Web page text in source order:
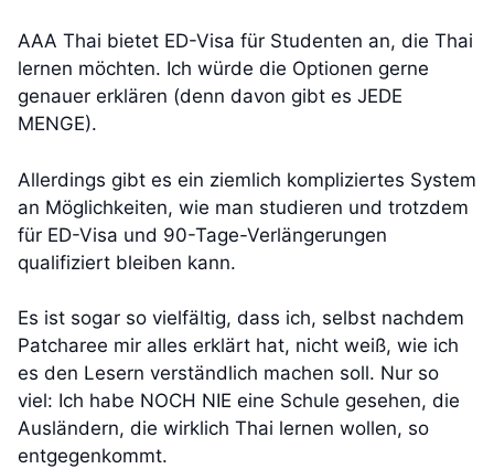
AAA Thai bietet ED-Visa für Studenten an, die Thai
lernen möchten. Ich würde die Optionen gerne
genauer erklären (denn davon gibt es JEDE
MENGE).
Allerdings gibt es ein ziemlich kompliziertes System
an Möglichkeiten, wie man studieren und trotzdem
für ED-Visa und 90-Tage-Verlängerungen
qualifiziert bleiben kann.
Es ist sogar so vielfältig, dass ich, selbst nachdem
Patcharee mir alles erklärt hat, nicht weiß, wie ich
es den Lesern verständlich machen soll. Nur so
viel: Ich habe NOCH NIE eine Schule gesehen, die
Ausländern, die wirklich Thai lernen wollen, so
entgegenkommt.